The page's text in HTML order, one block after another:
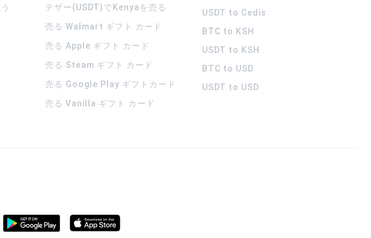
テザー(USDT)でKenyaを売る
売る Walmart ギフト カード
売る Apple ギフト カード
売る Steam ギフト カード
売る Google Play ギフトカード
売る Vanilla ギフト カード
USDT to Cedis
BTC to KSH
USDT to KSH
BTC to USD
USDT to USD